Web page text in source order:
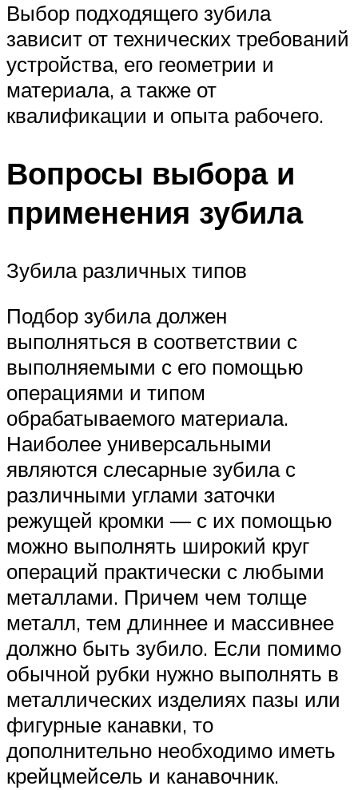
Выбор подходящего зубила
зависит от технических требований
устройства, его геометрии и
материала, а также от
квалификации и опыта рабочего.
Вопросы выбора и
применения зубила
Зубила различных типов
Подбор зубила должен
выполняться в соответствии с
выполняемыми с его помощью
операциями и типом
обрабатываемого материала.
Наиболее универсальными
являются слесарные зубила с
различными углами заточки
режущей кромки — с их помощью
можно выполнять широкий круг
операций практически с любыми
металлами. Причем чем толще
металл, тем длиннее и массивнее
должно быть зубило. Если помимо
обычной рубки нужно выполнять в
металлических изделиях пазы или
фигурные канавки, то
дополнительно необходимо иметь
крейцмейсель и канавочник.